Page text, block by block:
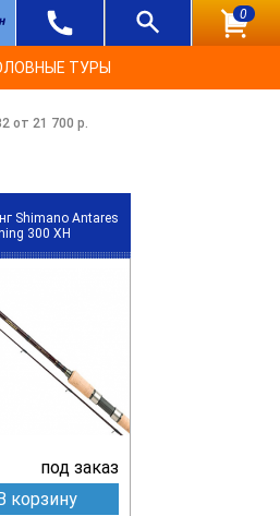
0
ТУРЫ
от 21 700 р.
Shimano Antares
300 XH
под заказ
корзину